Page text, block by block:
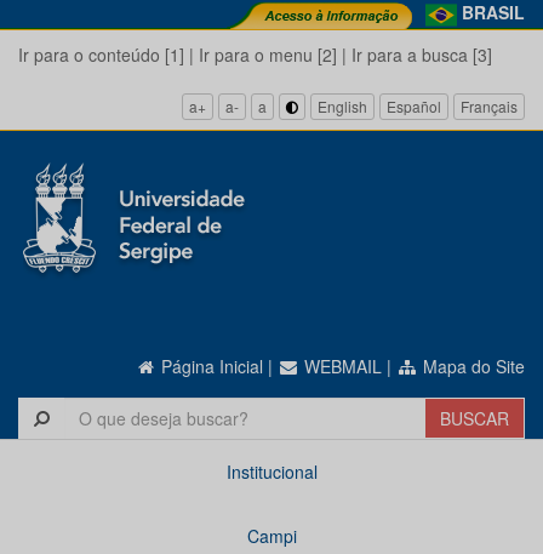
BRASIL
Ir para o conteúdo [1] | Ir para o menu [2] | Ir para a busca [3]
a+ a- a English Español Français
Página Inicial | WEBMAIL | Mapa do Site
Institucional
Campi